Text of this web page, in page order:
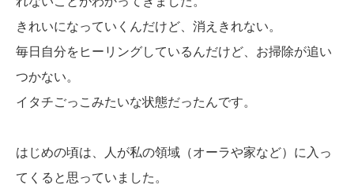
きれいになっていくんだけど、消えきれない。
毎日自分をヒーリングしているんだけど、お掃除が追い
つかない。
イタチごっこみたいな状態だったんです。
はじめの頃は、人が私の領域（オーラや家など）に入っ
てくると思っていました。